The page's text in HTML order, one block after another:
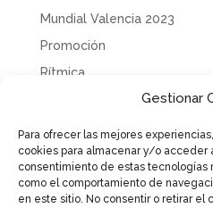
Gestionar
Para ofrecer las mejores
cookies para almacenar y/o acceder
consentimiento de estas tecnologías
como el comportamiento de
en este sitio. No consentir o retirar
Mundial Valencia 2023
Promoción
Rítmica
Tecnificación
Uncategorized